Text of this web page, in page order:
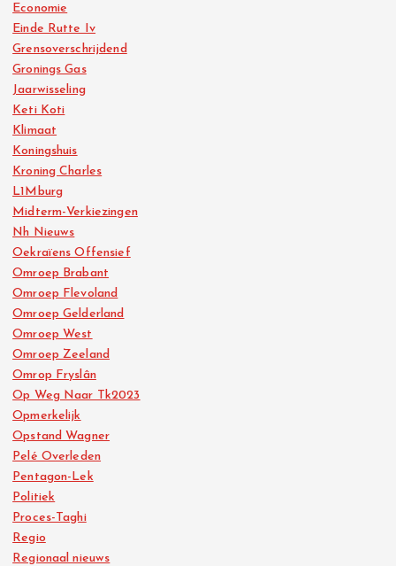
Economie
Einde Rutte Iv
Grensoverschrijdend
Gronings Gas
Jaarwisseling
Keti Koti
Klimaat
Koningshuis
Kroning Charles
L1Mburg
Midterm-Verkiezingen
Nh Nieuws
Oekraïens Offensief
Omroep Brabant
Omroep Flevoland
Omroep Gelderland
Omroep West
Omroep Zeeland
Omrop Fryslân
Op Weg Naar Tk2023
Opmerkelijk
Opstand Wagner
Pelé Overleden
Pentagon-Lek
Politiek
Proces-Taghi
Regio
Regionaal nieuws